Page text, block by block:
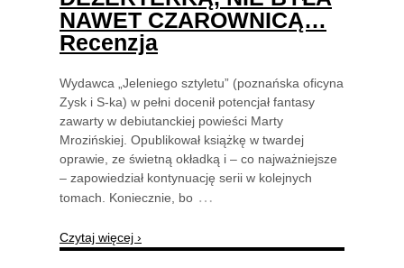
NAWET CZAROWNICĄ…
Recenzja
Wydawca „Jeleniego sztyletu” (poznańska oficyna
Zysk i S-ka) w pełni docenił potencjał fantasy
zawarty w debiutanckiej powieści Marty
Mrozińskiej. Opublikował książkę w twardej
oprawie, ze świetną okładką i – co najważniejsze
– zapowiedział kontynuację serii w kolejnych
tomach. Koniecznie, bo …
Czytaj więcej ›